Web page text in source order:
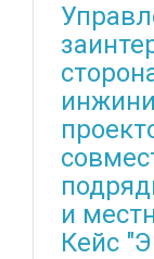
и
Кейс